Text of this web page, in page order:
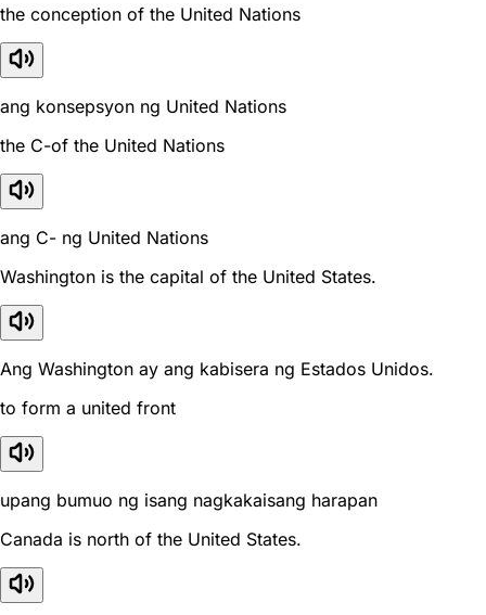
the conception of the United Nations
ang konsepsyon ng United Nations
the C-of the United Nations
ang C- ng United Nations
Washington is the capital of the United States.
Ang Washington ay ang kabisera ng Estados Unidos.
to form a united front
upang bumuo ng isang nagkakaisang harapan
Canada is north of the United States.